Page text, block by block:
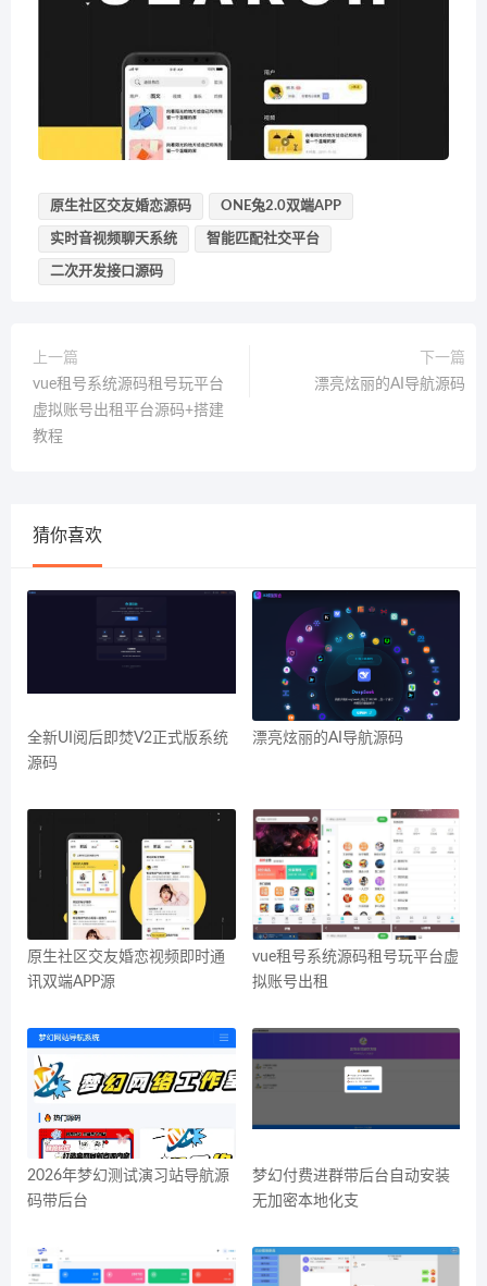
原生社区交友婚恋源码 ONE兔2.0双端APP
实时音视频聊天系统 智能匹配社交平台
二次开发接口源码
上一篇
vue租号系统源码租号玩平台
虚拟账号出租平台源码+搭建
教程
下一篇
漂亮炫丽的AI导航源码
猜你喜欢
全新UI阅后即焚V2正式版系统
源码
漂亮炫丽的AI导航源码
原生社区交友婚恋视频即时通
讯双端APP源
vue租号系统源码租号玩平台虚
拟账号出租
2026年梦幻测试演习站导航源
码带后台
梦幻付费进群带后台自动安装
无加密本地化支